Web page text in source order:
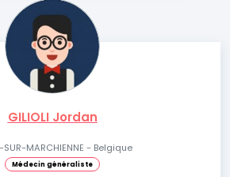
GILIOLI Jordan
SUR-MARCHIENNE - Belgique
Médecin généraliste